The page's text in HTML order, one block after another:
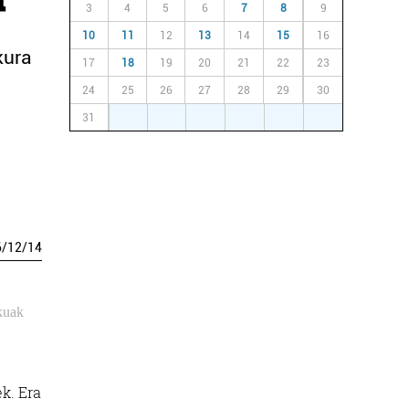
/12/14
Era
3 4 5 6 7 8 9
10 11 12 13 14 15 16
17 18 19 20 21 22 23
24 25 26 27 28 29 30
31